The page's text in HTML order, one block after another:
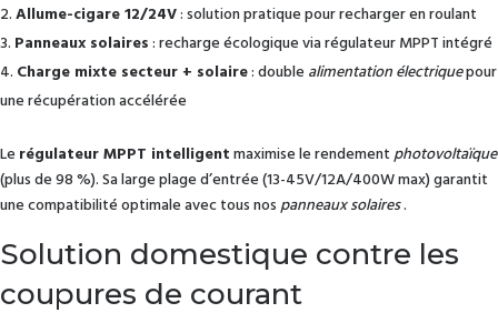
Allume-cigare 12/24V: solution pratique pour recharger en roulant
Panneaux solaires: recharge écologique via régulateur MPPT intégré
Charge mixte secteur + solaire: double alimentation électriquepour
une récupération accélérée
Le régulateur MPPT intelligentmaximise le rendementphotovoltaïque
(plus de 98 %). Sa large plage d’entrée (13-45V/12A/400W max) garantit
une compatibilité optimale avec tous nospanneaux solaires.
Solution domestique contre les
coupures de courant